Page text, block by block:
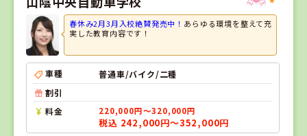
春休み2月3月入校絶賛発売中！ あらゆる環境を整えて充
実した教育内容です！
車種
普通車/バイク/二種
割引
料金
220,000円～320,000円
税込 242,000円～352,000円